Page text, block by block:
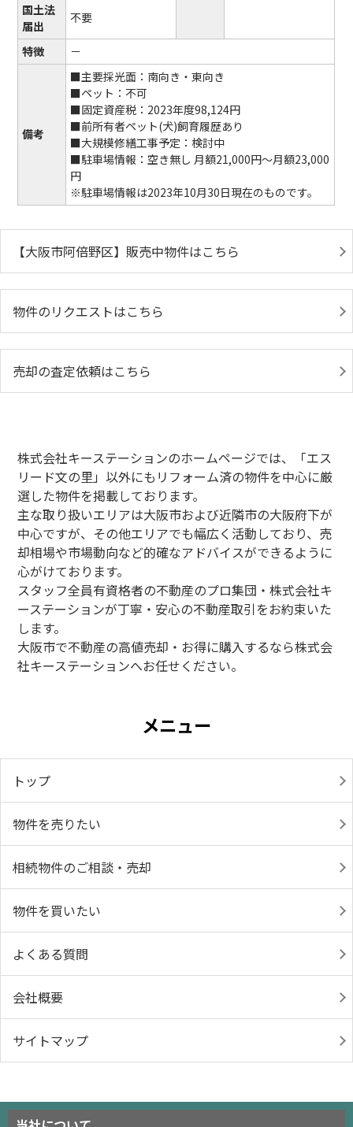
国土法
届出
不要
特徴 －
備考
■主要採光面：南向き・東向き
■ペット：不可
■固定資産税：2023年度98,124円
■前所有者ペット(犬)飼育履歴あり
■大規模修繕工事予定：検討中
■駐車場情報：空き無し 月額21,000円～月額23,000
円
※駐車場情報は2023年10月30日現在のものです。
【大阪市阿倍野区】販売中物件はこちら
物件のリクエストはこちら
売却の査定依頼はこちら
株式会社キーステーションのホームページでは、「エス
リード文の里」以外にもリフォーム済の物件を中心に厳
選した物件を掲載しております。
主な取り扱いエリアは大阪市および近隣市の大阪府下が
中心ですが、その他エリアでも幅広く活動しており、売
却相場や市場動向など的確なアドバイスができるように
心がけております。
スタッフ全員有資格者の不動産のプロ集団・株式会社キ
ーステーションが丁寧・安心の不動産取引をお約束いた
します。
大阪市で不動産の高値売却・お得に購入するなら株式会
社キーステーションへお任せください。
メニュー
トップ
物件を売りたい
相続物件のご相談・売却
物件を買いたい
よくある質問
会社概要
サイトマップ